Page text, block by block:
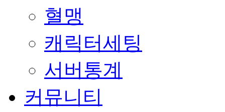
혈맹
캐릭터세팅
서버통계
커뮤니티